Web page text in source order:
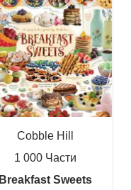
Cobble Hill
1 000 Части
Breakfast Sweets